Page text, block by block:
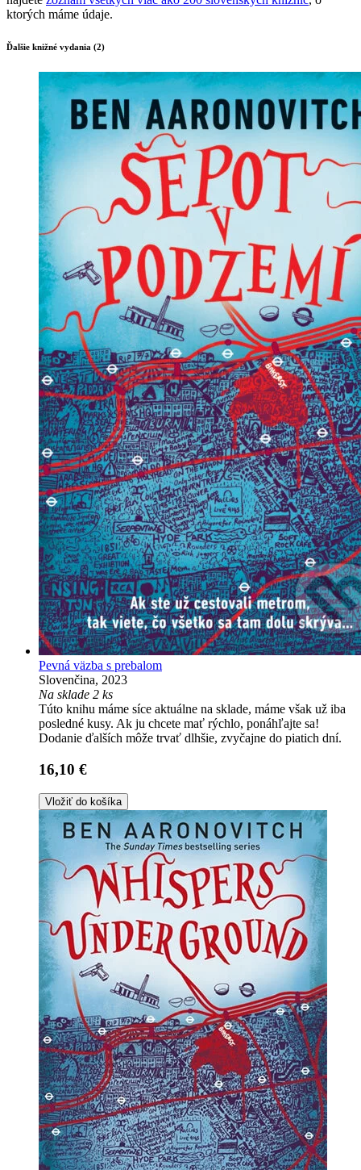
ktorých máme údaje.
Ďalšie knižné vydania (2)
Pevná väzba s prebalom
Slovenčina, 2023
Na sklade 2 ks
Túto knihu máme síce aktuálne na sklade, máme však už iba
posledné kusy. Ak ju chcete mať rýchlo, ponáhľajte sa!
Dodanie ďalších môže trvať dlhšie, zvyčajne do piatich dní.
16,10 €
Vložiť do košíka